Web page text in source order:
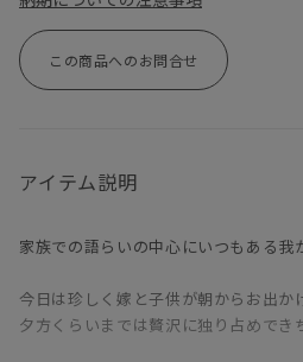
この商品へのお問合せ
アイテム説明
家族での語らいの中心にいつもある我
今日は珍しく嫁と子供が朝からお出か
夕方くらいまでは贅沢に独り占めでき